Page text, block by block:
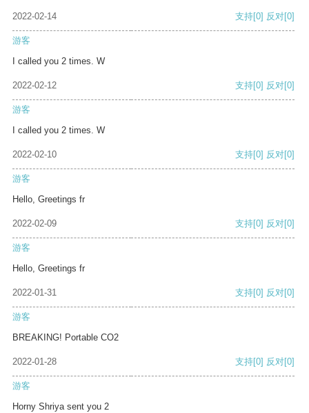
2022-02-14 支持[0] 反对[0]
游客
I called you 2 times. W
2022-02-12 支持[0] 反对[0]
游客
I called you 2 times. W
2022-02-10 支持[0] 反对[0]
游客
Hello, Greetings fr
2022-02-09 支持[0] 反对[0]
游客
Hello, Greetings fr
2022-01-31 支持[0] 反对[0]
游客
BREAKING! Portable CO2
2022-01-28 支持[0] 反对[0]
游客
Horny Shriya sent you 2